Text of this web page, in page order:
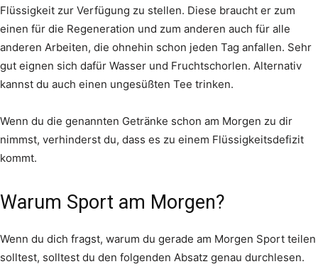
Flüssigkeit zur Verfügung zu stellen. Diese braucht er zum
einen für die Regeneration und zum anderen auch für alle
anderen Arbeiten, die ohnehin schon jeden Tag anfallen. Sehr
gut eignen sich dafür Wasser und Fruchtschorlen. Alternativ
kannst du auch einen ungesüßten Tee trinken.
Wenn du die genannten Getränke schon am Morgen zu dir
nimmst, verhinderst du, dass es zu einem Flüssigkeitsdefizit
kommt.
Warum Sport am Morgen?
Wenn du dich fragst, warum du gerade am Morgen Sport teilen
solltest, solltest du den folgenden Absatz genau durchlesen.